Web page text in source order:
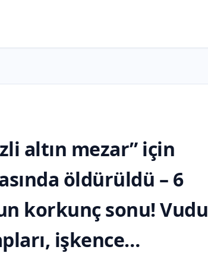
altın mezar” için
öldürüldü – 6
korkunç sonu! Vudu
işkence…